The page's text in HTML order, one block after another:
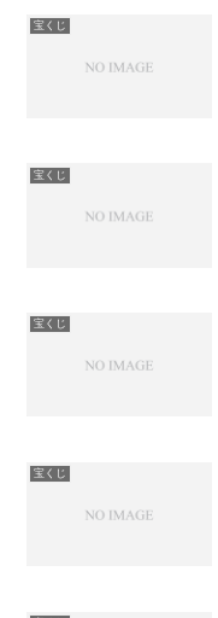
宝くじ
宝くじ
宝くじ
宝くじ